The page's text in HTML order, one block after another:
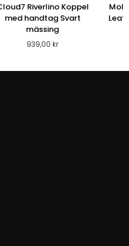
Riverlino Koppel
med handtag Svart
mässing
939,00 kr